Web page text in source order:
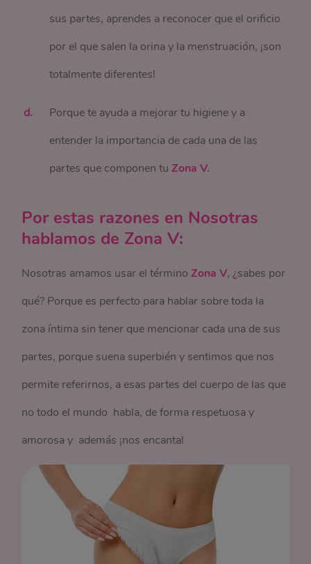
sus partes, aprendes a reconocer que el orificio
por el que salen la orina y la menstruación, ¡son
totalmente diferentes!
Porque te ayuda a mejorar tu higiene y a
entender la importancia de cada una de las
partes que componen tu Zona V.
Por estas razones en Nosotras
hablamos de Zona V:
Nosotras amamos usar el término Zona V, ¿sabes por
qué? Porque es perfecto para hablar sobre toda la
zona íntima sin tener que mencionar cada una de sus
partes, porque suena superbién y sentimos que nos
permite referirnos, a esas partes del cuerpo de las que
no todo el mundo habla, de forma respetuosa y
amorosa y además ¡nos encanta!